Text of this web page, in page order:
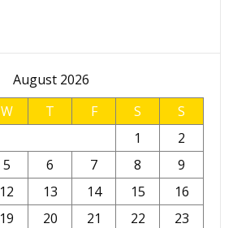
August 2026
W T F S
S
1
2
5 6 7 8
9
12 13 14 15
16
19 20 21 22
23